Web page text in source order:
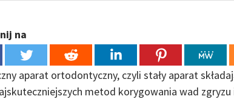
na
aparat ortodontyczny, czyli stały aparat
metod korygowania wad